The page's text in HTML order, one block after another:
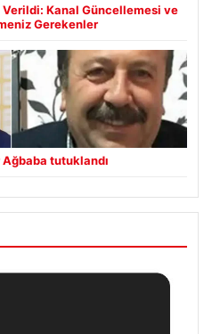
Kanal Güncellemesi ve
Gerekenler
Ağbaba tutuklandı